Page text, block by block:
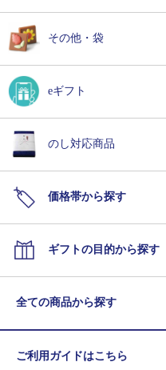
その他・袋
eギフト
のし対応商品
価格帯から探す
ギフトの目的から探す
全ての商品から探す
ご利用ガイドはこちら